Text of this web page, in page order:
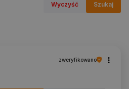
Wyczyść Szukaj
zweryfikowano